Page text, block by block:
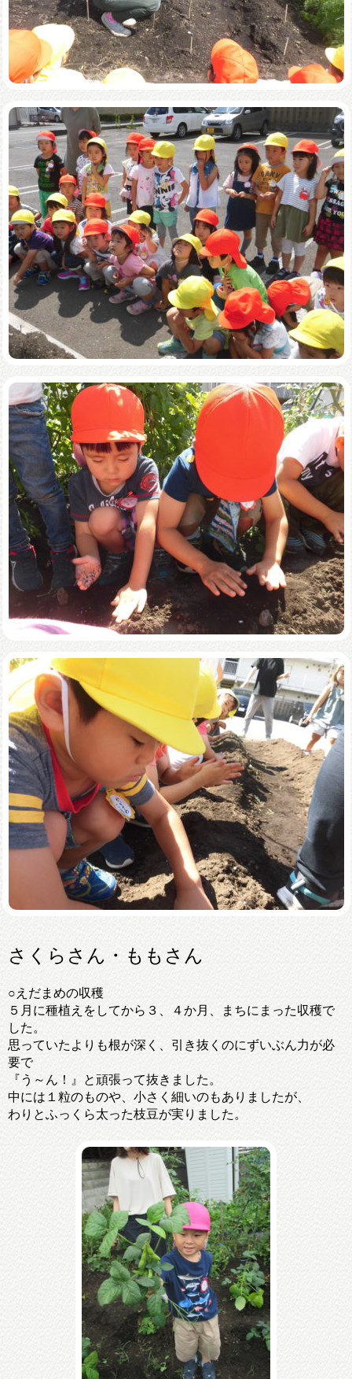
さくらさん・ももさん
○えだまめの収穫
５月に種植えをしてから３、４か月、まちにまった収穫で
した。
思っていたよりも根が深く、引き抜くのにずいぶん力が必
要で
『う～ん！』と頑張って抜きました。
中には１粒のものや、小さく細いのもありましたが、
わりとふっくら太った枝豆が実りました。